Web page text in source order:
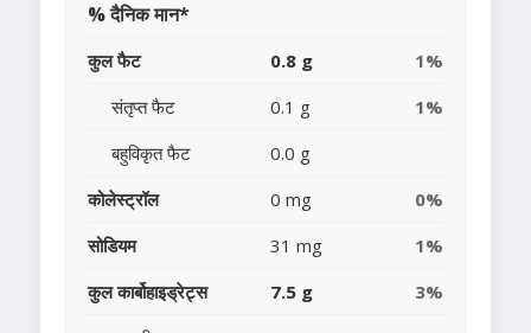
% दैनिक मान*
कुल फैट 0.8 g
1%
संतृप्त फैट
0.1 g
1%
बहुविकृत फैट
0.0 g
कोलेस्ट्रॉल
0 mg
0%
सोडियम
31 mg
1%
कुल कार्बोहाइड्रेट्स
7.5 g
3%